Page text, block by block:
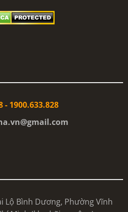
- 1900.633.828
Lộ Bình Dương, Phường Vĩnh